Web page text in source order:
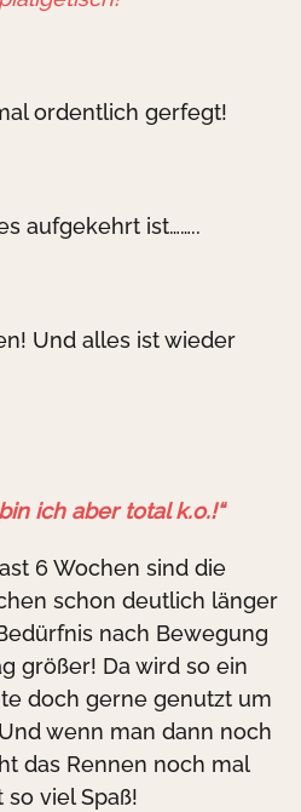
ordentlich gerfegt!
aufgekehrt ist……..
Und alles ist wieder
ich aber total k.o.!“
6 Wochen sind die
schon deutlich länger
nach Bewegung
größer! Da wird so ein
doch gerne genutzt um
wenn man dann noch
das Rennen noch mal
viel Spaß!